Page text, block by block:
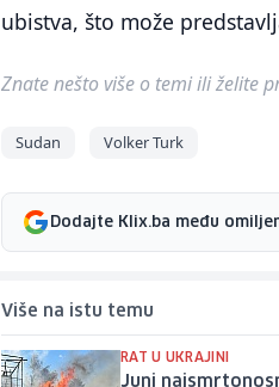
ubistva, što može
Znate nešto više o temi ili želite
Sudan Volker Turk
Dodajte Klix.ba među
Više na istu temu
RAT U UKRAJINI
Juni